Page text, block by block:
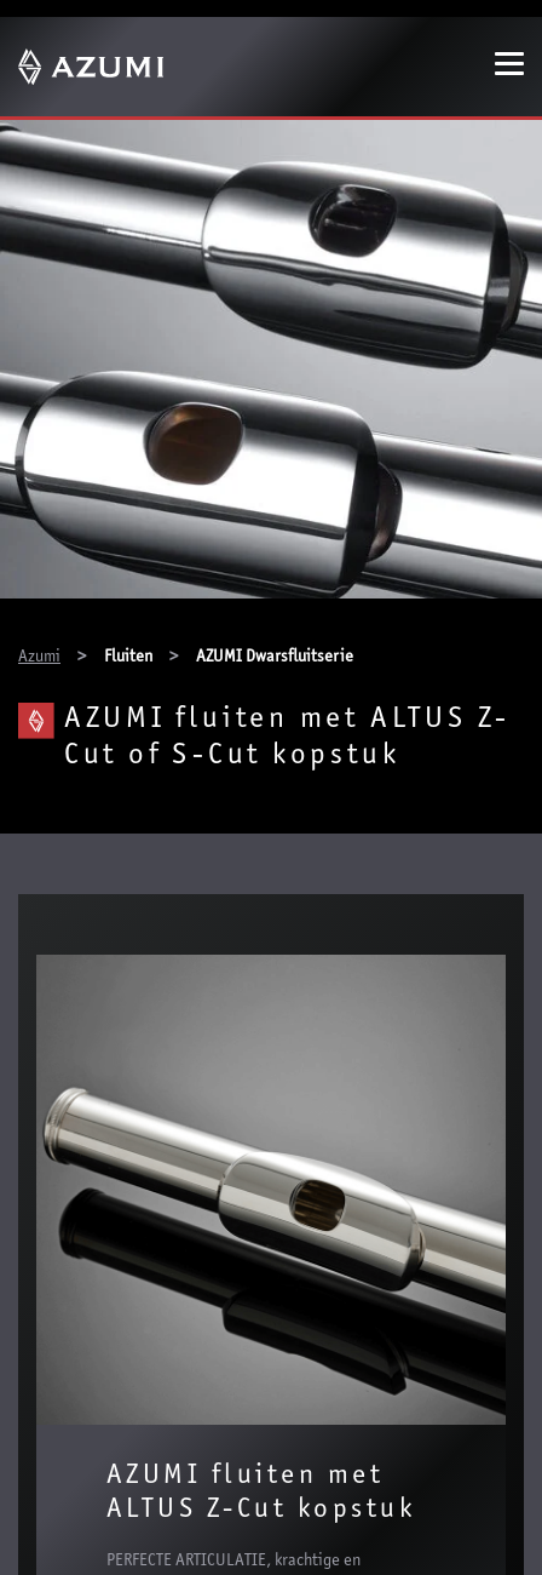
Azumi
Fluiten AZUMI Dwarsfluitserie
AZUMI fluiten met ALTUS Z-
Cut of S-Cut kopstuk
AZUMI fluiten met
ALTUS Z-Cut kopstuk
PERFECTE ARTICULATIE, krachtige en